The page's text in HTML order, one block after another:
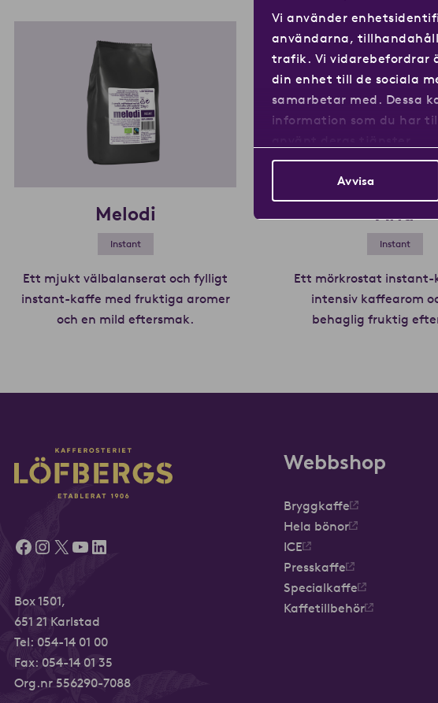
Vi använder
användarna,
trafik. Vi vidarebefordrar
din enhet till de sociala
samarbetar med. Dessa
information som du har
Avvisa
Melodi
Instant
Ett mjukt välbalanserat och fylligt
instant-kaffe med fruktiga aromer
och en mild eftersmak.
Aria
Instant
Ett mörkrostat instant-
intensiv kaffearom
behaglig fruktig
Facebook
Instagram
X YouTube
LinkedIn
Box 1501,
651 21 Karlstad
Tel: 054-14 01 00
Fax: 054-14 01 35
Org.nr 556290-7088
Webbshop
Bryggkaffe
Hela bönor
ICE
Presskaffe
Specialkaffe
Kaffetillbehör